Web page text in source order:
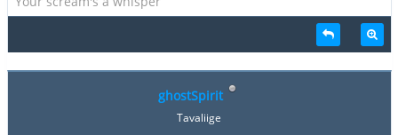
ghostSpirit
Tavaliige